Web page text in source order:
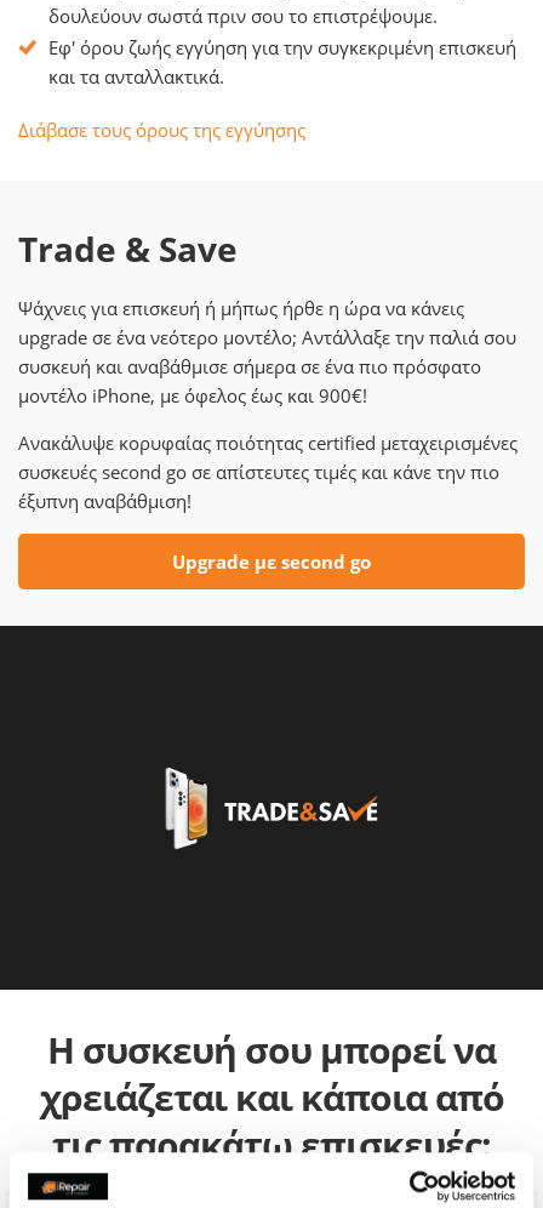
δουλεύουν σωστά πριν σου το επιστρέψουμε.
Εφ' όρου ζωής εγγύηση για την συγκεκριμένη επισκευή
και τα ανταλλακτικά.
Διάβασε τους όρους της εγγύησης
Trade & Save
Ψάχνεις για επισκευή ή μήπως ήρθε η ώρα να κάνεις
upgrade σε ένα νεότερο μοντέλο; Αντάλλαξε την παλιά σου
συσκευή και αναβάθμισε σήμερα σε ένα πιο πρόσφατο
μοντέλο iPhone, με όφελος έως και 900€!
Ανακάλυψε κορυφαίας ποιότητας certified μεταχειρισμένες
συσκευές second go σε απίστευτες τιμές και κάνε την πιο
έξυπνη αναβάθμιση!
Upgrade με second go
Η συσκευή σου μπορεί να
χρειάζεται και κάποια από
τις παρακάτω επισκευές: